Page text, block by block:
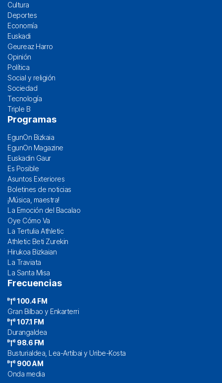
Cultura
Deportes
Economía
Euskadi
Geureaz Harro
Opinión
Política
Social y religión
Sociedad
Tecnología
Triple B
Programas
EgunOn Bizkaia
EgunOn Magazine
Euskadin Gaur
Es Posible
Asuntos Exteriores
Boletines de noticias
¡Música, maestra!
La Emoción del Bacalao
Oye Cómo Va
La Tertulia Athletic
Athletic Beti Zurekin
Hirukoa Bizkaian
La Traviata
La Santa Misa
Frecuencias
100.4 FM
Gran Bilbao y Enkarterri
107.1 FM
Durangaldea
98.6 FM
Busturialdea, Lea-Artibai y Uribe-Kosta
900 AM
Onda media